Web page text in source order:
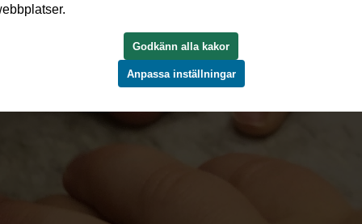
Godkänn alla kakor
Anpassa inställningar